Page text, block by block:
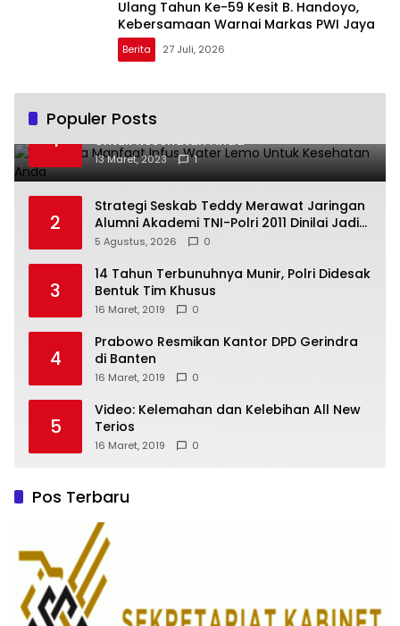
Ulang Tahun Ke-59 Kesit B. Handoyo,
Kebersamaan Warnai Markas PWI Jaya
Berita 27 Juli, 2026
Populer Posts
1
Beberapa Manfaat Infus Water Lemo
Untuk Kesehatan Anda
13 Maret, 2023 1
2
Strategi Seskab Teddy Merawat Jaringan
Alumni Akademi TNI-Polri 2011 Dinilai Jadi
“Masterclass” Membangun Loyalitas
5 Agustus, 2026 0
3
14 Tahun Terbunuhnya Munir, Polri Didesak
Bentuk Tim Khusus
16 Maret, 2019 0
4
Prabowo Resmikan Kantor DPD Gerindra
di Banten
16 Maret, 2019 0
5
Video: Kelemahan dan Kelebihan All New
Terios
16 Maret, 2019 0
Pos Terbaru